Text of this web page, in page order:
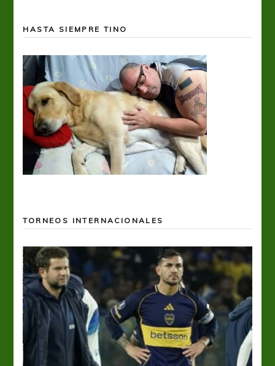
HASTA SIEMPRE TINO
TORNEOS INTERNACIONALES